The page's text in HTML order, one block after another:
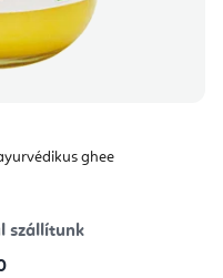
ghee
szállítunk